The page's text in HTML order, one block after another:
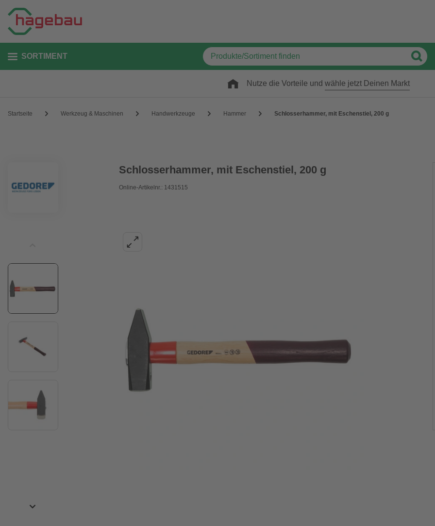
SORTIMENT
Nutze die Vorteile und wähle jetzt Deinen Markt
Startseite Werkzeug & Maschinen Handwerkzeuge Hammer Schlosserhammer, mit Eschenstiel, 200 g
Schlosserhammer, mit Eschenstiel, 200 g
Online-Artikelnr.: 1431515